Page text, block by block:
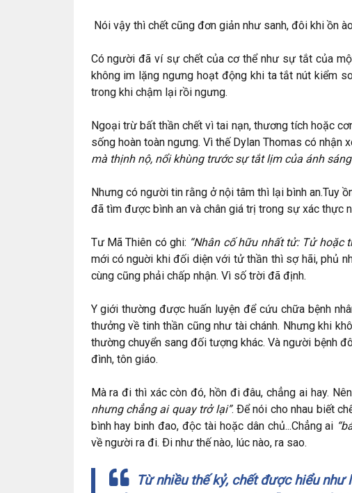
Nói vậy thì chết cũng đơn giản như sanh, đôi khi ồn
Có người đã ví sự chết của cơ thể như sự tắt của
không im lặng ngưng hoạt động khi ta tắt nút kiểm
trong khi chậm lại rồi ngưng.
Ngoại trừ bất thần chết vì tai nạn, thương tích hoặc
sống hoàn toàn ngưng. Vì thế Dylan Thomas có nhận
mà thịnh nộ, nổi khùng trước sự tắt lịm của ánh
Nhưng có người tin rằng ở nội tâm thì lại bình an.Tuy
đã tìm được bình an và chân giá trị trong sự xác thực
Tư Mã Thiên có ghi: “Nhân cố hữu nhất tử: Tử hoặc
mới có nguời khi đối diện với tử thần thì sợ hãi, phủ
cùng cũng phải chấp nhận. Vì số trời đã định.
Y giới thường được huấn luyện để cứu chữa bệnh
thưởng về tinh thần cũng như tài chánh. Nhưng khi
thường chuyển sang đối tượng khác. Và người bệnh
đình, tôn giáo.
Mà ra đi thì xác còn đó, hồn đi đâu, chẳng ai hay.
nhưng chẳng ai quay trở lại”. Ðể nói cho nhau biết
bình hay binh đao, độc tài hoặc dân chủ...Chẳng ai
về người ra đi. Ði như thế nào, lúc nào, ra sao.
Từ nhiều thế kỷ, chết được hiểu